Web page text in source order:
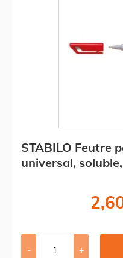
STABILO Feutre
universal,
- +